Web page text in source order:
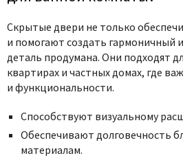
Скрытые двери не только
и помогают создать гармоничный
деталь продумана. Они подходят
квартирах и частных домах, где
и функциональности.
Способствуют визуальному
Обеспечивают долговечность
материалам.